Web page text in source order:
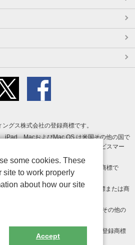
グス株式会社の登録商標です。
iPad、MacおよびMac OS は米国その他の国で
す。App Store は Apple Inc. のサービスマー
Google Play ロゴ は Google LLC の商標で
国およびその他の国における登録商標または商
PDF は、Adobe Inc.の米国およびその他の
、商品名、ロゴは各社の商標または登録商標
some cookies. These
site to work properly
about how our site
Accept